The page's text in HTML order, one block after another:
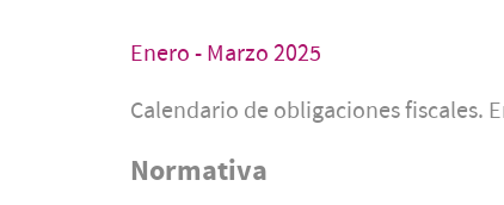
Enero - Marzo 2025
Calendario de obligaciones fiscales.
Normativa